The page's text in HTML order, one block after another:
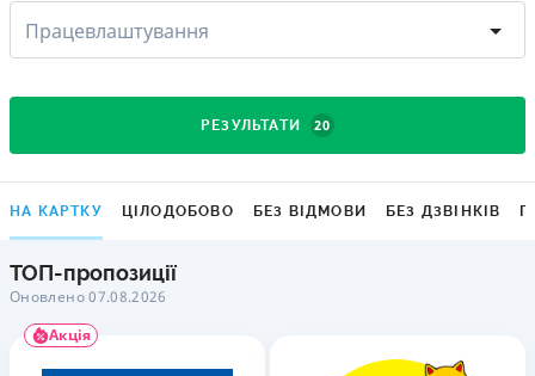
Працевлаштування
РЕЗУЛЬТАТИ 20
НА КАРТКУ ЦІЛОДОБОВО БЕЗ ВІДМОВИ БЕЗ ДЗВІНКІВ
ТОП-пропозиції
Оновлено 07.08.2026
Акція